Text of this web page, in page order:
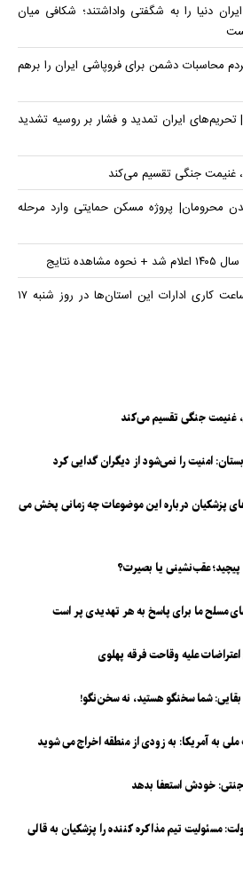
دنیا را به شگفتی واداشتند؛ شکافی میان
محاسبات دشمن برای فروپاشی ایران را برهم
تحریم‌های ایران تمدید و فشار بر روسیه تشدید
غنیمت جنگی تقسیم می‌کند
محرومان| پروژه مسکن حمایتی وارد مرحله
نتایج
خبر مهم برای کارمندان| ساعت کاری ادارات این استان‌ها در روز شنبه ۱۷
غنیمت جنگی تقسیم می‌کند
امنیت را نمی‌شود از دیگران گدایی کرد
پزشکیان درباره این موضوعات چه زمانی پخش می
عقب‌نشینی یا بصیرت؟
مسلح ما برای پاسخ به هر تهدیدی پر است
علیه وقاحت فرقه پهلوی
شما سخنگو هستید، نه سخن‌نگو!
به آمریکا: به زودی از منطقه اخراج می شوید
خودش استعفا بدهد
مسئولیت تیم مذاکره کننده را پزشکیان به قالی